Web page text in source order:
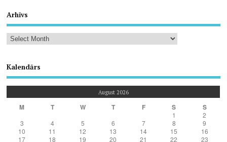
Arhīvs
Kalendārs
August 2026
M T W T F S S
1
2
3
4 5 6 7 8
9
10
11 12 13 14 15
16
17
18 19 20 21 22 23